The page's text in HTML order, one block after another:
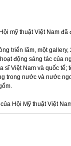
mỹ thuật Việt Nam
triển lãm, một
động sáng tác của
Việt Nam và quốc tế;
trong nước và nước
Hội Mỹ thuật Việt